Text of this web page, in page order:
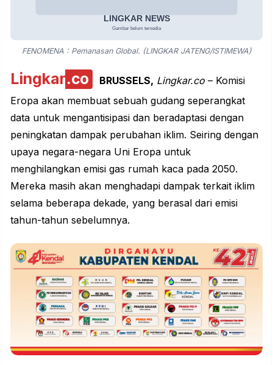
FENOMENA : Pemanasan Global. (LINGKAR JATENG/ISTIMEWA)
Lingkar.co BRUSSELS, Lingkar.co– Komisi
Eropa akan membuat sebuah gudang seperangkat
data untuk mengantisipasi dan beradaptasi dengan
peningkatan dampak perubahan iklim. Seiring dengan
upaya negara-negara Uni Eropa untuk
menghilangkan emisi gas rumah kaca pada 2050.
Mereka masih akan menghadapi dampak terkait iklim
selama beberapa dekade, yang berasal dari emisi
tahun-tahun sebelumnya.